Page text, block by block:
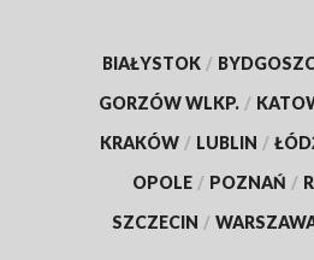
BIAŁYSTOK /
GORZÓW WLKP. /
KRAKÓW / LUBLIN /
OPOLE / POZNAŃ /
SZCZECIN /